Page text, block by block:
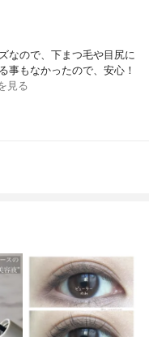
なので、下まつ毛や目尻に
事もなかったので、安心！
見る